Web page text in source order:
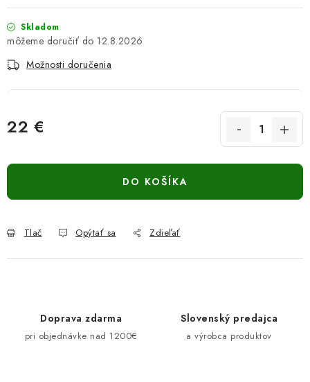
Skladom
12.8.2026
Možnosti doručenia
22 €
DO KOŠÍKA
Tlač Opýtať sa Zdieľať
Doprava zdarma
pri objednávke nad 1200€
Slovenský predajca
a výrobca produktov